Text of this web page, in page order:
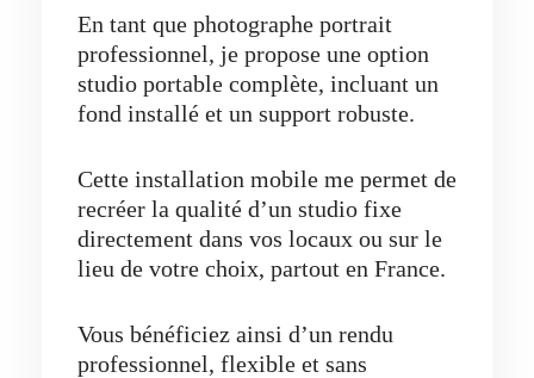
En tant que photographe portrait
professionnel, je propose une option
studio portable complète, incluant un
fond installé et un support robuste.
Cette installation mobile me permet de
recréer la qualité d’un studio fixe
directement dans vos locaux ou sur le
lieu de votre choix, partout en France.
Vous bénéficiez ainsi d’un rendu
professionnel, flexible et sans